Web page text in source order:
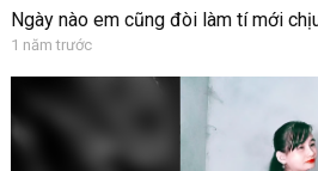
Ngày nào em cũng đòi làm tí mới
1 năm trước